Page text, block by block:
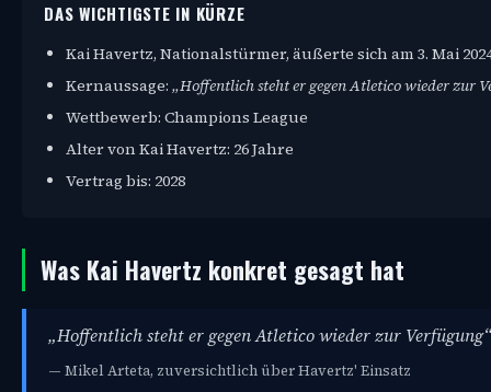
DAS WICHTIGSTE IN KÜRZE
Kai Havertz, Nationalstürmer, äußerte sich am 3. Mai
Kernaussage: „Hoffentlich steht er gegen Atletico wieder zur
Wettbewerb: Champions League
Alter von Kai Havertz: 26 Jahre
Vertrag bis: 2028
Was Kai Havertz konkret gesagt hat
„Hoffentlich steht er gegen Atletico wieder zur Verfügung“
— Mikel Arteta, zuversichtlich über Havertz' Einsatz